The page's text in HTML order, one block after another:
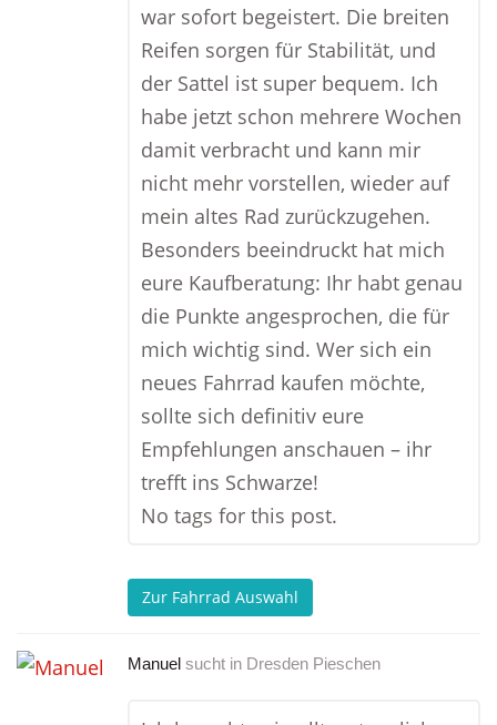
war sofort begeistert. Die breiten
Reifen sorgen für Stabilität, und
der Sattel ist super bequem. Ich
habe jetzt schon mehrere Wochen
damit verbracht und kann mir
nicht mehr vorstellen, wieder auf
mein altes Rad zurückzugehen.
Besonders beeindruckt hat mich
eure Kaufberatung: Ihr habt genau
die Punkte angesprochen, die für
mich wichtig sind. Wer sich ein
neues Fahrrad kaufen möchte,
sollte sich definitiv eure
Empfehlungen anschauen – ihr
trefft ins Schwarze!
No tags for this post.
Zur Fahrrad Auswahl
Manuel sucht in Dresden Pieschen